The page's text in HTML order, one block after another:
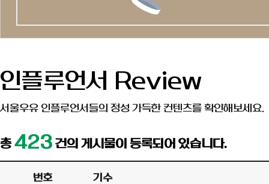
인플루언서 Review
서울우유 인플루언서들의 정성 가득한 컨텐츠를 확인해보세요.
총 423 건의 게시물이 등록되어 있습니다.
번호 기수